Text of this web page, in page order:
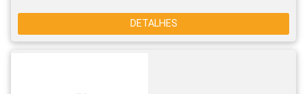
DETALHES